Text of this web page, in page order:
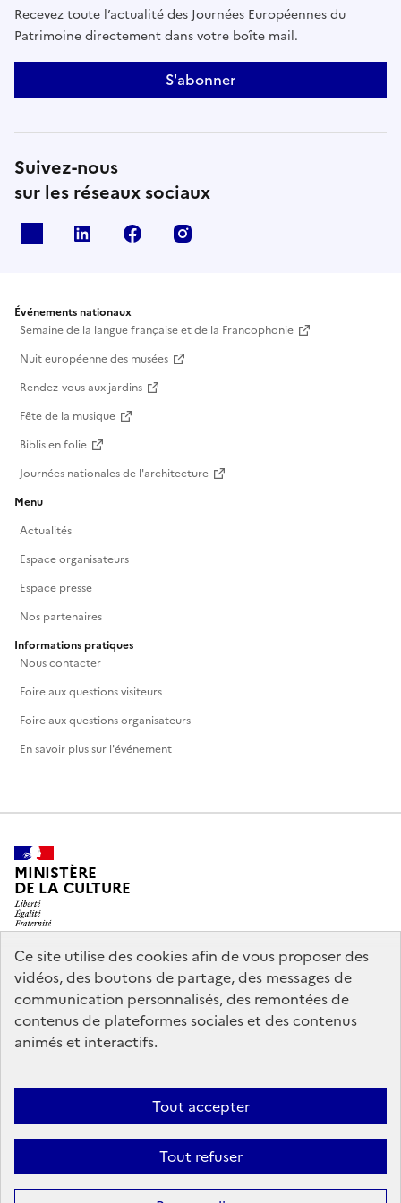
Ce site utilise des cookies afin de vous proposer des
vidéos, des boutons de partage, des messages de
communication personnalisés, des remontées de
contenus de plateformes sociales et des contenus
animés et interactifs.
Tout accepter
Tout refuser
Recevez toute l’actualité des Journées Européennes du
Patrimoine directement dans votre boîte mail.
S'abonner
Suivez-nous
sur les réseaux sociaux
Linkedin Facebook
Événements nationaux
Semaine de la langue française et de la Francophonie
Nuit européenne des musées
Rendez-vous aux jardins
Fête de la musique
Biblis en folie
Journées nationales de l'architecture
Menu
Actualités
Espace organisateurs
Espace presse
Nos partenaires
Informations pratiques
Nous contacter
Foire aux questions visiteurs
Foire aux questions organisateurs
En savoir plus sur l'événement
MINISTÈRE
DE LA CULTURE
legifrance.gouv.fr
info.gouv.fr
service-public.gouv.fr
data.gouv.fr
Mentions légales
conforme
Politique d’utilisation des témoins de connexion
Sauf mention contraire, tous les contenus de ce site sont sous